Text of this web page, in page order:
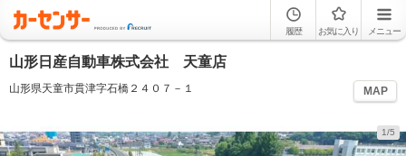
履歴 お気に入り メニュー
山形日産自動車株式会社 天童店
山形県天童市貫津字石橋２４０７－１ MAP
1/5